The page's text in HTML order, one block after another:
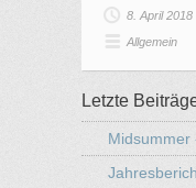
8. April 2018
Allgemein
Letzte
Midsummer